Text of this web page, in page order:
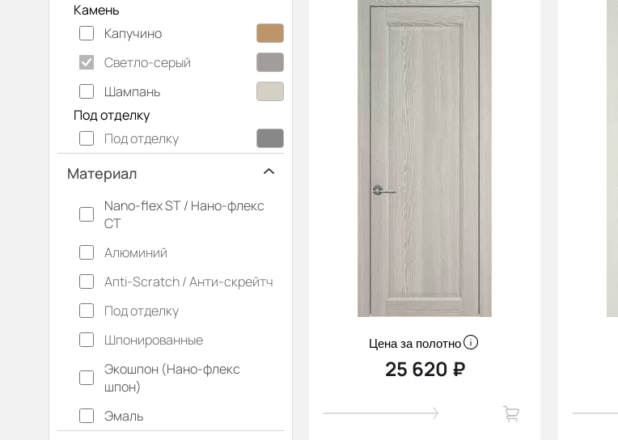
Камень
Капучино
Светло-серый
Шампань
Под отделку
Под отделку
Материал
Nano-flex ST / Нано-флекс
СТ
Алюминий
Апti-Sсrаtсh / Анти-скрейтч
Под отделку
Шпонированные
Экошпон (Нано-флекс
шпон)
Эмаль
Цена за полотно
25 620 ₽